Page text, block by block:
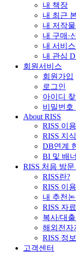
내 책장
내 최근
내 저작물
내 구매·
내 서비
내 관심
회원서비스
회원가입
로그인
아이디 찾
비밀번호
About RISS
RISS 이
RISS 지
DB연계
BI 및 배
RISS 처음 방
RISS란?
RISS 이
내 추천
RISS 자
복사/대
해외전자
RISS 정
고객센터